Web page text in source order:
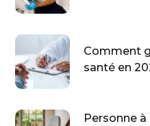
Comment
santé en
Personne